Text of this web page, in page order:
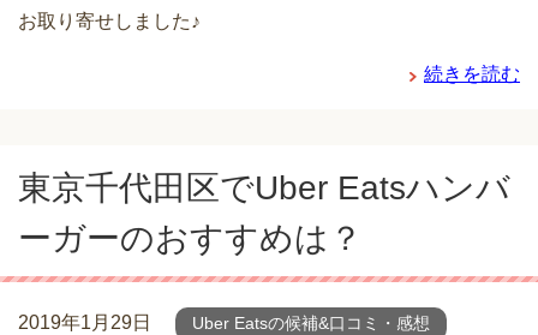
お取り寄せしました♪
続きを読む
東京千代田区でUber Eatsハンバ
ーガーのおすすめは？
2019年1月29日 Uber Eatsの候補&口コミ・感想